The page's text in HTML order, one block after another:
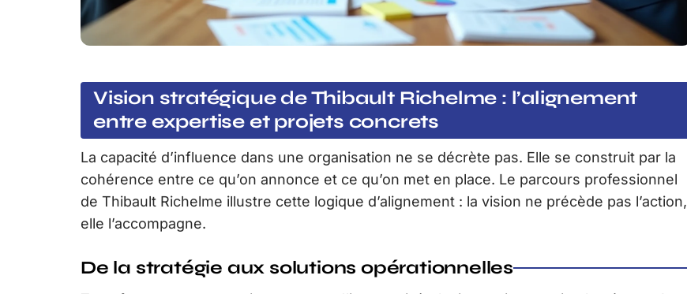
Vision stratégique de Thibault Richelme : l’alignement
entre expertise et projets concrets
La capacité d’influence dans une organisation ne se décrète pas. Elle se construit par la
cohérence entre ce qu’on annonce et ce qu’on met en place. Le parcours professionnel
de Thibault Richelme illustre cette logique d’alignement : la vision ne précède pas l’action,
elle l’accompagne.
De la stratégie aux solutions opérationnelles